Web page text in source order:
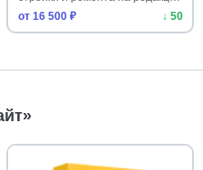
«С…
от 16 500 ₽ ↓ 50